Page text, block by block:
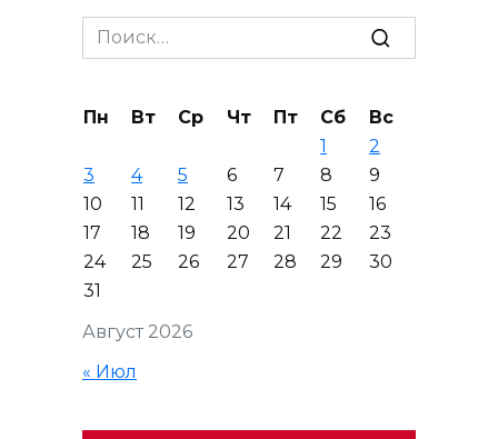
Search
for:
Август 2026
Пн Вт Ср Чт Пт Сб
Вс
1
2
3
4 5 6 7 8
9
10
11 12 13 14 15
16
17
18 19 20 21 22
23
24
25 26 27 28 29
30
31
« Июл